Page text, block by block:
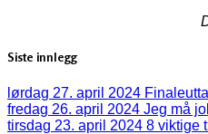
Siste innlegg
lørdag 27. april 2024
fredag 26. april 2024 Jeg må
tirsdag 23. april 2024 8 viktige